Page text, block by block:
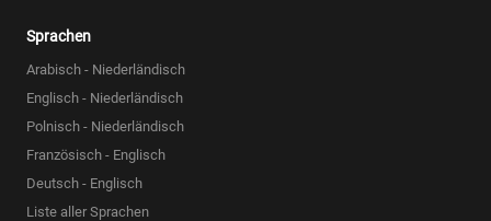
Sprachen
Arabisch - Niederländisch
Englisch - Niederländisch
Polnisch - Niederländisch
Französisch - Englisch
Deutsch - Englisch
Liste aller Sprachen